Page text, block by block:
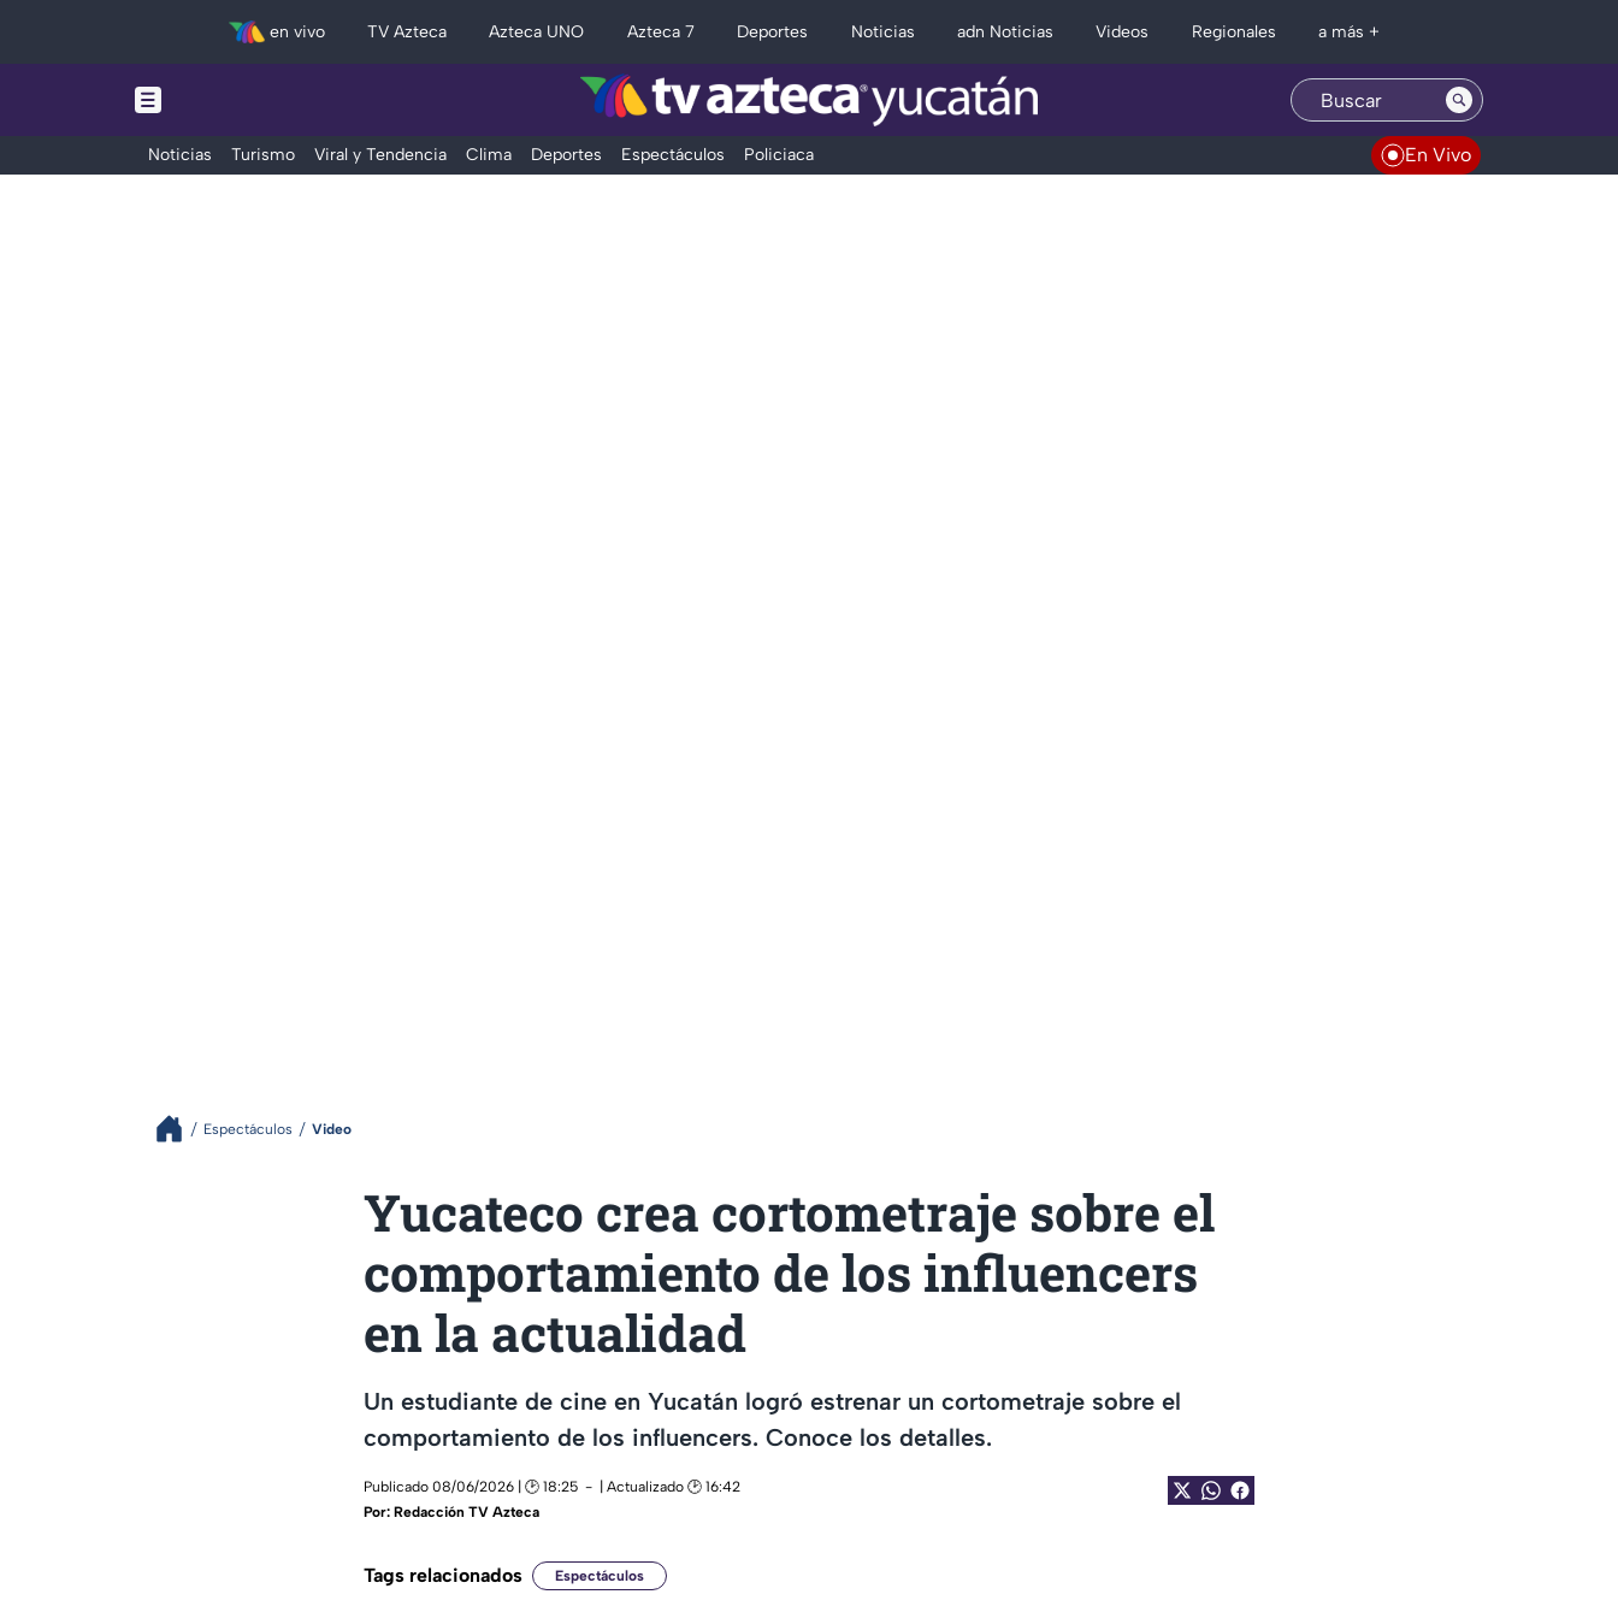
en vivo TV Azteca Azteca UNO Azteca 7 Deportes Noticias adn Noticias Videos Regionales a más +
Noticias Turismo Viral y Tendencia Clima Deportes Espectáculos Policiaca En Vivo
Espectáculos Video
Yucateco crea cortometraje sobre el
comportamiento de los influencers
en la actualidad
Un estudiante de cine en Yucatán logró estrenar un cortometraje sobre el
comportamiento de los influencers. Conoce los detalles.
Publicado 08/06/2026 | 🕑 18:25
| Actualizado 🕑 16:42
Por: Redacción TV Azteca
Tags relacionados Espectáculos